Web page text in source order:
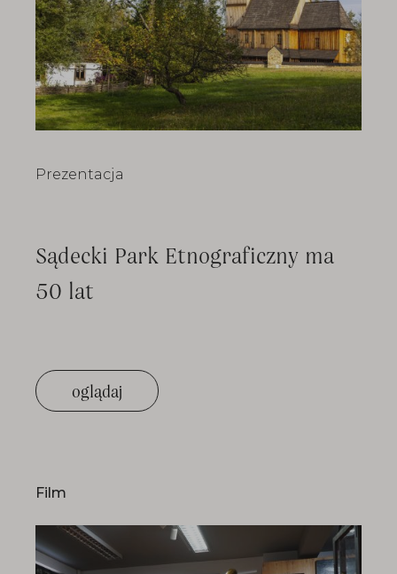
Prezentacja
Sądecki Park Etnograficzny ma
50 lat
oglądaj
Film